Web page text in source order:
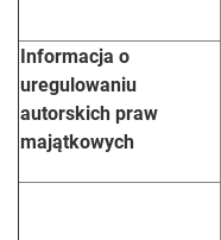
Informacja o
uregulowaniu
autorskich praw
majątkowych